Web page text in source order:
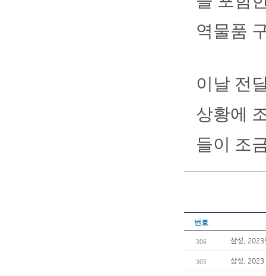
역물품
이날 전
상황에
들이 조
번호
306 삼성, 2023
305 삼성, 2023